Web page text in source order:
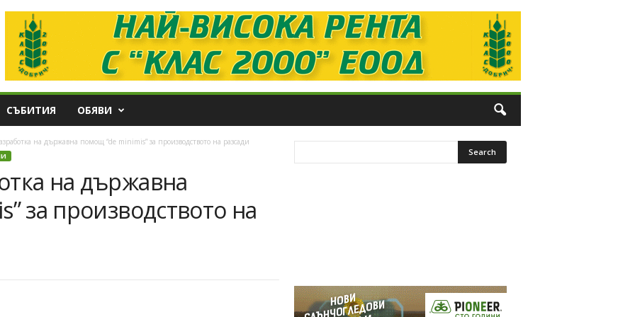
СЪБИТИЯ ОБЯВИ
на държавна помощ “de minimis” за производството на разсади
на държавна
за производството на